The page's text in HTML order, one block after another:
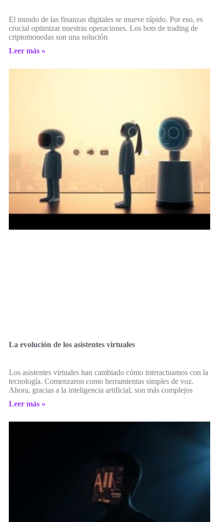
El mundo de las finanzas digitales se mueve rápido. Por eso, es
crucial optimizar nuestras operaciones. Los bots de trading de
criptomonedas son una solución
Leer más »
La evolución de los asistentes virtuales
Los asistentes virtuales han cambiado cómo interactuamos con la
tecnología. Comenzaron como herramientas simples de voz.
Ahora, gracias a la inteligencia artificial, son más complejos
Leer más »